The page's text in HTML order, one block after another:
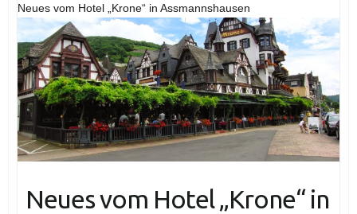
Neues vom Hotel „Krone“ in Assmannshausen
Neues vom Hotel „Krone“ in